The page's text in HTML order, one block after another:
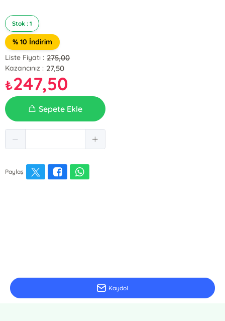
Stok : 1
% 10 İndirim
Liste Fiyatı : 275,00
Kazancınız : 27,50
₺247,50
Sepete Ekle
Paylaş
Kaydol